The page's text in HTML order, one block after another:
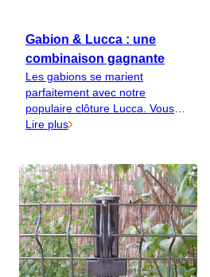
Gabion & Lucca : une
combinaison gagnante
Les gabions se marient
parfaitement avec notre
populaire clôture Lucca. Vous
alliez ainsi fonctionnalité
Lire plus